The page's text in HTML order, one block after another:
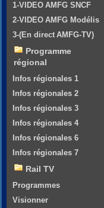
1-VIDEO AMFG SNCF
2-VIDEO AMFG Modélis
3-(En direct AMFG-TV)
Programme
régional
Infos régionales 1
Infos régionales 2
Infos régionales 3
Infos régionales 4
Infos régionales 6
Infos régionales 7
Rail TV
Programmes
Visionner